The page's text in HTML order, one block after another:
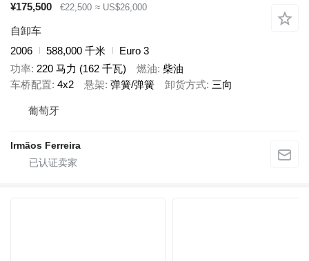
¥175,500
€22,500 ≈ US$26,000
自卸车
2006
588,000 千米
Euro 3
功率 220 马力 (162 千瓦) 燃油 柴油
车桥配置 4x2 悬架 弹簧/弹簧 卸货方式 三向
葡萄牙
Irmãos Ferreira